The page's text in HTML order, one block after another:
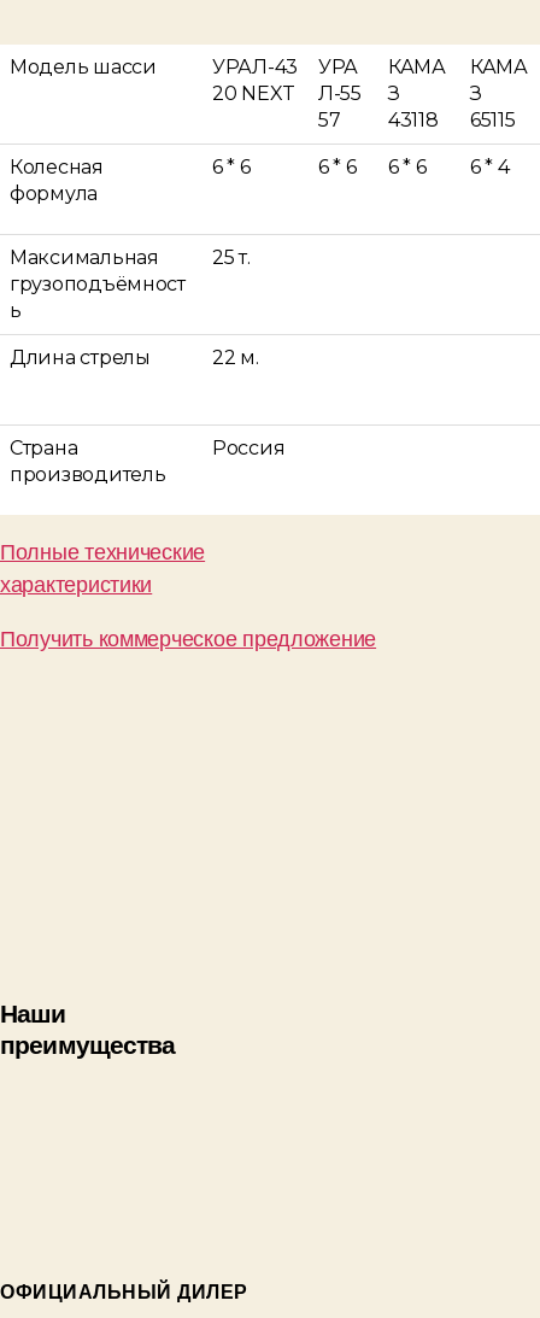
Модель шасси
УРАЛ-43
20 NEXT
УРА
Л-55
57
КАМА
З
43118
КАМА
З
65115
Колесная
формула
6 * 6 6 * 6 6 * 6 6 * 4
Максимальная
грузоподъёмност
ь
25 т.
Длина стрелы 22 м.
Страна
производитель
Россия
Полные технические
характеристики
Получить коммерческое предложение
Наши
преимущества
ОФИЦИАЛЬНЫЙ ДИЛЕР